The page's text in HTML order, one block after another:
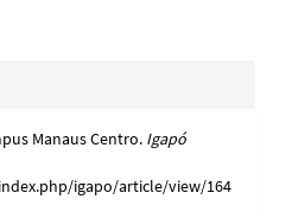
Manaus Centro. Igapó
igapo/article/view/164